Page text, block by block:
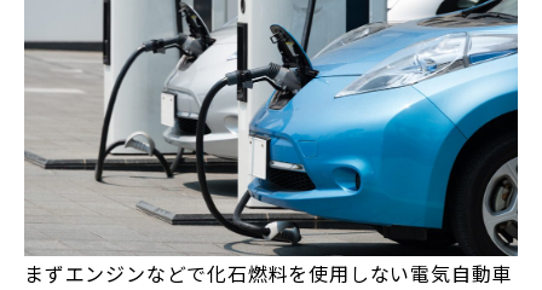
まずエンジンなどで化石燃料を使用しない電気自動車